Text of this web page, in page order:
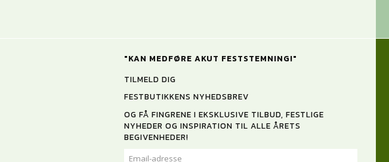
"KAN MEDFØRE AKUT FESTSTEMNING!"
TILMELD DIG
FESTBUTIKKENS NYHEDSBREV
OG FÅ FINGRENE I EKSKLUSIVE TILBUD, FESTLIGE
NYHEDER OG INSPIRATION TIL ALLE ÅRETS
BEGIVENHEDER!
EMAIL-